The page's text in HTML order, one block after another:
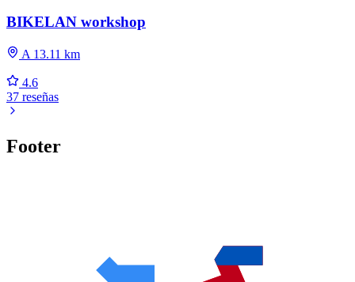
BIKELAN workshop
A 13.11 km
4.6
37 reseñas
Footer